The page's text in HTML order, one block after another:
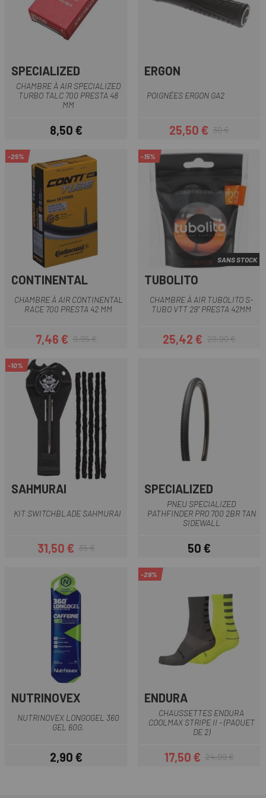
SPECIALIZED
CHAMBRE À AIR SPECIALIZED
TURBO TALC 700 PRESTA 48
MM
Prix
8,50 €
ERGON
POIGNÉES ERGON GA2
Prix
25,50 €Prix habituel
30 €
-25%
CONTINENTAL
CHAMBRE À AIR CONTINENTAL
RACE 700 PRESTA 42 MM
Prix
7,46 €Prix habituel
9,95 €
-15%
SANS STOCK
TUBOLITO
CHAMBRE À AIR TUBOLITO S-
TUBO VTT 29" PRESTA 42MM
Prix
25,42 €Prix habituel
29,90 €
-10%
SAHMURAI
KIT SWITCHBLADE SAHMURAI
Prix
31,50 €Prix habituel
35 €
SPECIALIZED
PNEU SPECIALIZED
PATHFINDER PRO 700 2BR TAN
SIDEWALL
Prix
50 €
NUTRINOVEX
NUTRINOVEX LONGOGEL 360
GEL 60G.
Prix
2,90 €
-29%
ENDURA
CHAUSSETTES ENDURA
COOLMAX STRIPE II - (PAQUET
DE 2)
Prix
17,50 €Prix habituel
24,99 €